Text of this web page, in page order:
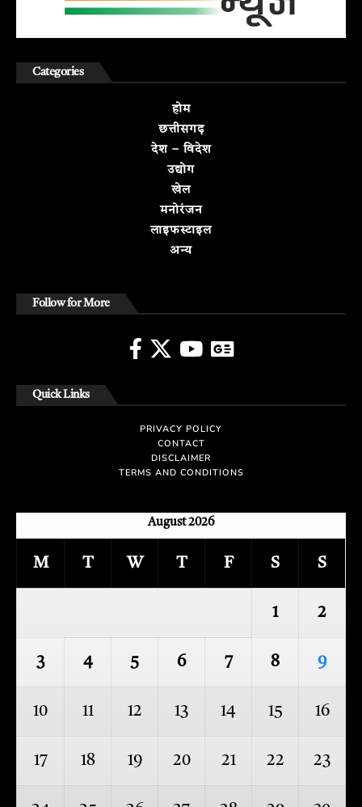
Categories
होम
छत्तीसगढ़
देश – विदेश
उद्योग
खेल
मनोरंजन
लाइफस्टाइल
अन्य
Follow for More
Quick Links
PRIVACY POLICY
CONTACT
DISCLAIMER
TERMS AND CONDITIONS
August 2026
M T W T F S S
1 2
3 4 5 6 7 8 9
10 11 12 13 14 15 16
17 18 19 20 21 22 23